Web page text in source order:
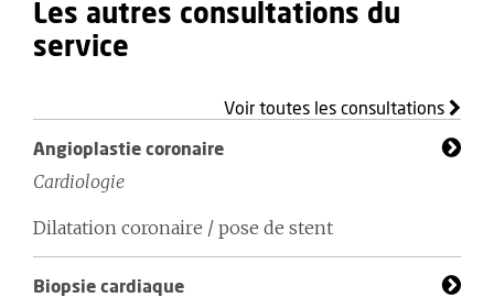
Les autres consultations du
service
Voir toutes les consultations
Angioplastie coronaire
Cardiologie
Dilatation coronaire / pose de stent
Biopsie cardiaque